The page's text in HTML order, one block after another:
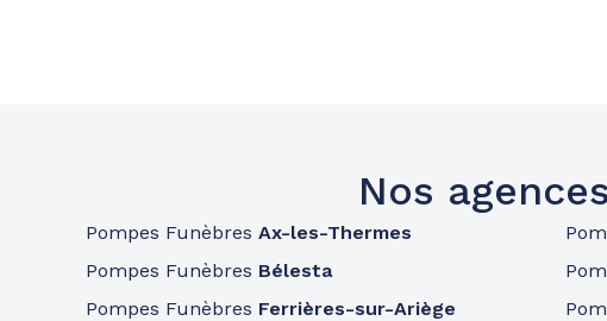
Nos
Pompes Funèbres Ax-les-Thermes
Pompes Funèbres Bélesta
Pompes Funèbres Ferrières-sur-Ariège